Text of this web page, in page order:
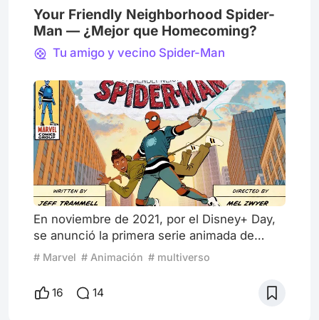
Your Friendly Neighborhood Spider-
Man — ¿Mejor que Homecoming?
Tu amigo y vecino Spider-Man
En noviembre de 2021, por el Disney+ Day,
se anunció la primera serie animada de
Spider-Man por parte de Marvel Studios bajo
La idea inicial era contar la historia de origen
del Spider-Man del MCU y los eventos
# Marvel # Animación # multiverso
16 14